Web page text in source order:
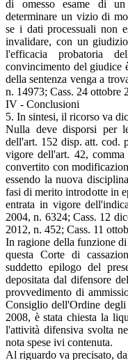
di omesso esame di
determinare un vizio di
se i dati processuali non
invalidare, con un
l'efficacia probatoria
convincimento del giudice
della sentenza venga a
n. 14973; Cass. 24 ottobre
IV - Conclusioni
5. In sintesi, il ricorso va
Nulla deve disporsi per
dell'art. 152 disp. att. cod.
vigore dell'art. 42,
convertito con
essendo la nuova
fasi di merito introdotte in
entrata in vigore
2004, n. 6324; Cass. 12
2012, n. 452; Cass. 11
In ragione della funzione
questa Corte di
suddetto epilogo del
depositata dal difensore
provvedimento di
Consiglio dell'Ordine
2008, è stata chiesta la
l'attività difensiva svolta
nota spese ivi contenuta.
Al riguardo va precisato,